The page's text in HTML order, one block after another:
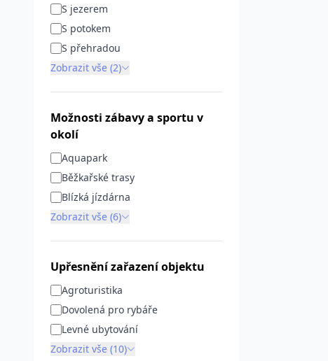
S jezerem
S potokem
S přehradou
Zobrazit vše (2)
Možnosti zábavy a sportu v
okolí
Aquapark
Běžkařské trasy
Blízká jízdárna
Zobrazit vše (6)
Upřesnění zařazení objektu
Agroturistika
Dovolená pro rybáře
Levné ubytování
Zobrazit vše (10)